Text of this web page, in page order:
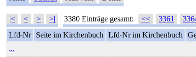
|< < > >| 3380 Einträge gesamt: << 3361
Lfd-Nr
Seite im Kirchenbuch Lfd-Nr im Kirchenbuch
...